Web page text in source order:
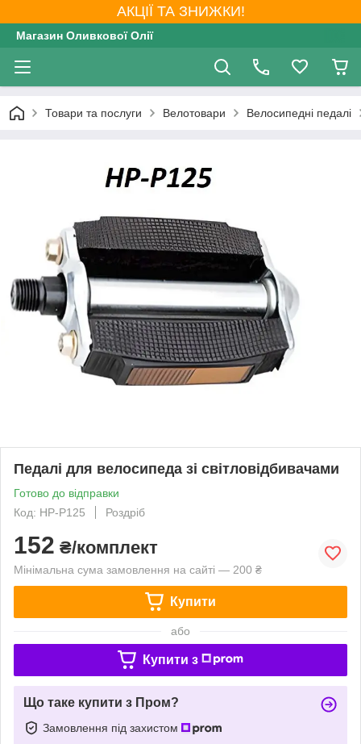
АКЦІЇ ТА ЗНИЖКИ!
Магазин Оливкової Олії
Товари та послуги Велотовари Велосипедні педалі
Педалі для велосипеда зі світловідбивачами
Готово до відправки
Код: HР-P125
Роздріб
152 ₴/комплект
Мінімальна сума замовлення на сайті — 200 ₴
Купити
або
Купити з
Що таке купити з Пром?
Замовлення під захистом